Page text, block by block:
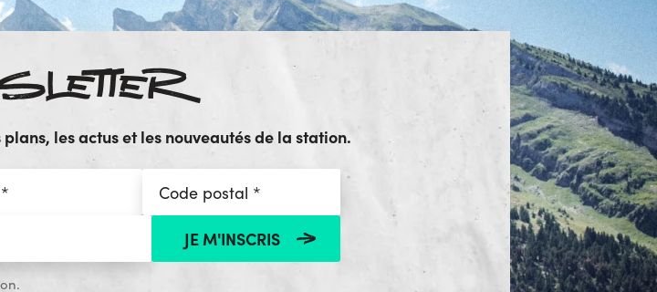
les actus et les nouveautés de la station.